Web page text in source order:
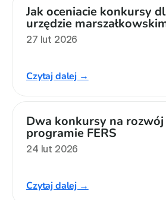
Jak oceniacie konkursy
urzędzie
27 lut 2026
Czytaj dalej →
Dwa konkursy na
programie FERS
24 lut 2026
Czytaj dalej →